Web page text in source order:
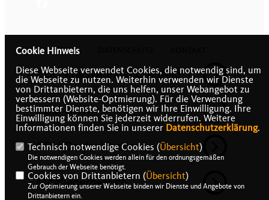
IMPRESSUM
CDU Kreisverband Coesfeld
CDU NRW
CDU Deutschlands
Mitgliederbereich
Cookie Hinweis
Diese Webseite verwendet Cookies, die notwendig sind, um
die Webseite zu nutzen. Weiterhin verwenden wir Dienste
von Drittanbietern, die uns helfen, unser Webangebot zu
verbessern (Website-Optmierung). Für die Verwendung
bestimmter Dienste, benötigen wir Ihre Einwilligung. Ihre
Einwilligung können Sie jederzeit widerrufen. Weitere
Informationen finden Sie in unserer Datenschutzerklärung.
Technisch notwendige Cookies (Übersicht)
Die notwendigen Cookies werden allein für den ordnungsgemäßen
Gebrauch der Webseite benötigt.
Cookies von Drittanbietern (Übersicht)
Zur Optimierung unserer Webseite binden wir Dienste und Angebote von
Drittanbietern ein.